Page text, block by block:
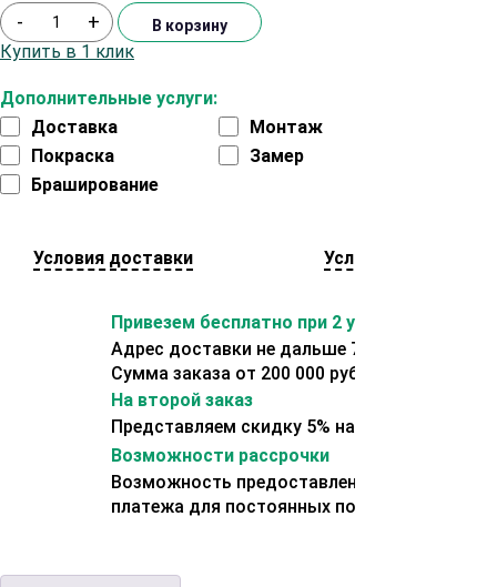
Дополнительные услуги:
Доставка
Монтаж
Покраска
Замер
Браширование
- + В корзину
Купить в 1 клик
Условия доставки Условия оплаты
Привезем бесплатно при 2 условиях:
Адрес доставки не дальше 70 км от склада.
Сумма заказа от 200 000 рублей.
На второй заказ
Представляем скидку 5% на второй заказ
Возможности рассрочки
Возможность предоставления отсрочки
платежа для постоянных покупателей.